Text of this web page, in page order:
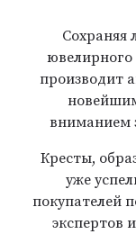
Сохраняя
ювелирного
производит
вниманием
Кресты,
уже
покупателей
экспертов